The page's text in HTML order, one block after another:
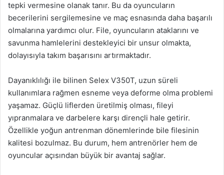
tepki vermesine olanak tanır. Bu da oyuncuların
becerilerini sergilemesine ve maç esnasında daha başarılı
olmalarına yardımcı olur. File, oyuncuların ataklarını ve
savunma hamlelerini destekleyici bir unsur olmakta,
dolayısıyla takım başarısını artırmaktadır.
Dayanıklılığı ile bilinen Selex V350T, uzun süreli
kullanımlara rağmen esneme veya deforme olma problemi
yaşamaz. Güçlü liflerden üretilmiş olması, fileyi
yıpranmalara ve darbelere karşı dirençli hale getirir.
Özellikle yoğun antrenman dönemlerinde bile filesinin
kalitesi bozulmaz. Bu durum, hem antrenörler hem de
oyuncular açısından büyük bir avantaj sağlar.